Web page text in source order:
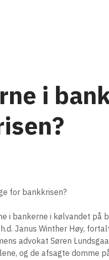
i
for bankkrisen?
i bankerne i kølvandet på
Janus Winther Høy,
advokat Søren
og de afsagte domme